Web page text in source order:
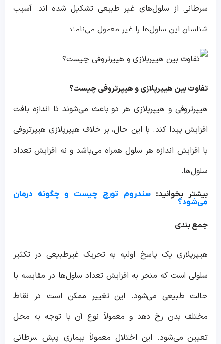
سرطانی از سلول‌های غیر طبیعی تشکیل شده اند. آسیب
شناسان این سلول‌ها را غیر معمول می‌نامند.
تفاوت بین هیپرپلازی و هیپرتروفی چیست؟
هیپرتروفی و هیپرپلازی هر دو باعث می‌شوند تا اندازه بافت
افزایش پیدا کند. با این حال، بر خلاف هیپرپلازی هیپرتروفی
با افزایش اندازه هر سلول همراه می‌باشد و نه افزایش تعداد
سلول‌ها.
بیشتر بخوانید:سندروم تورچ چیست و چگونه درمان
می‌شود؟
جمع بندی
هیپرپلازی یک پاسخ اولیه به تحریک غیرطبیعی در تکثیر
سلولی است که منجر به افزایش تعداد سلول‌ها در مقایسه با
حالت طبیعی می‌شود. این تغییر ممکن است در نقاط
مختلف بدن رخ دهد و معمولاً نوع آن با توجه به محل
تعیین می‌شود. این اختلال معمولاً بیماری پیش سرطانی